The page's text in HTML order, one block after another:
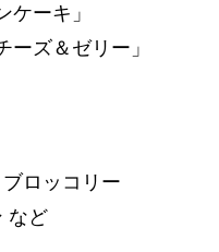
ケーキ」
ーズ＆ゼリー」
ロッコリー
など